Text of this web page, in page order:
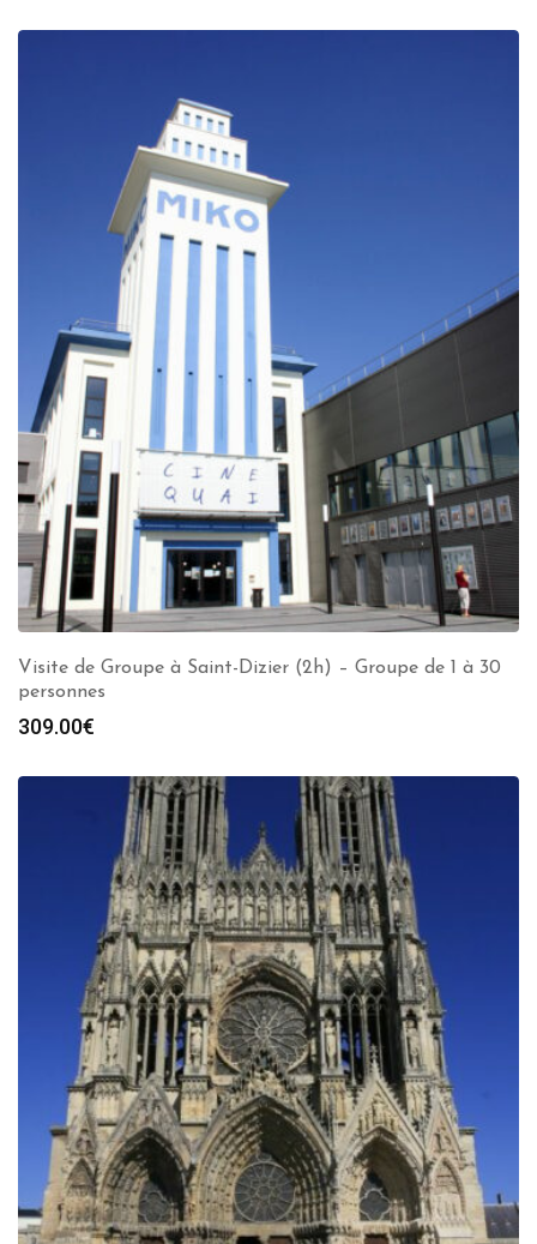
Visite de Groupe à Saint-Dizier (2h) – Groupe de 1 à 30
personnes
309.00€